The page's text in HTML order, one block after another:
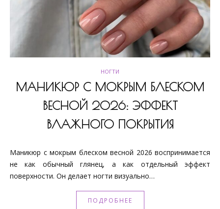
НОГТИ
МАНИКЮР С МОКРЫМ БЛЕСКОМ
ВЕСНОЙ 2026: ЭФФЕКТ
ВЛАЖНОГО ПОКРЫТИЯ
Маникюр с мокрым блеском весной 2026 воспринимается
не как обычный глянец, а как отдельный эффект
поверхности. Он делает ногти визуально…
ПОДРОБНЕЕ